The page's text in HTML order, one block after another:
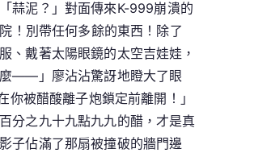
蒜泥？」對面傳來K-999崩潰的
！別帶任何多餘的東西！除了
戴著太陽眼鏡的太空吉娃娃，
——」廖沾沾驚訝地瞪大了眼
被醋酸離子炮鎖定前離開！」
分之九十九點九九的醋，才是真
子佔滿了那扇被撞破的牆門邊